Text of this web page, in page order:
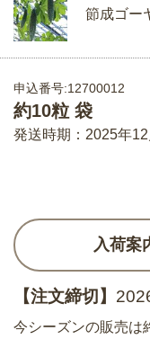
節成ゴー
申込番号:12700012
約10粒 袋
発送時期：2025年
入荷案
【注文締切】
今シーズンの販売は